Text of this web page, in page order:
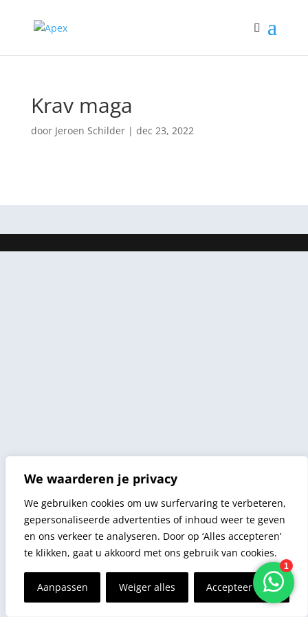
We waarderen je privacy
We gebruiken cookies om uw surfervaring te verbeteren,
gepersonaliseerde advertenties of inhoud weer te geven
en ons verkeer te analyseren. Door op ‘Alles accepteren’
te klikken, gaat u akkoord met ons gebruik van cookies.
Aanpassen Weiger alles Accepteer alles
Krav maga
door Jeroen Schilder| dec 23, 2022